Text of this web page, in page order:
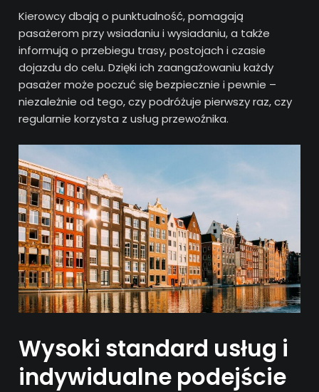
Kierowcy dbają o punktualność, pomagają
pasażerom przy wsiadaniu i wysiadaniu, a także
informują o przebiegu trasy, postojach i czasie
dojazdu do celu. Dzięki ich zaangażowaniu każdy
pasażer może poczuć się bezpiecznie i pewnie –
niezależnie od tego, czy podróżuje pierwszy raz, czy
regularnie korzysta z usług przewoźnika.
Wysoki standard usług i
indywidualne podejście